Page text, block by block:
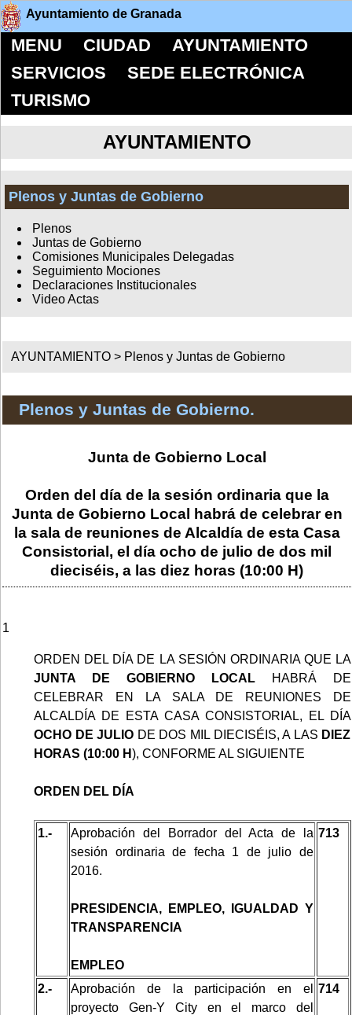
Ayuntamiento de Granada
MENU CIUDAD
AYUNTAMIENTO
SERVICIOS
SEDE ELECTRÓNICA
TURISMO
AYUNTAMIENTO
Plenos y Juntas de Gobierno
Plenos
Juntas de Gobierno
Comisiones Municipales Delegadas
Seguimiento Mociones
Declaraciones Institucionales
Video Actas
AYUNTAMIENTO > Plenos y Juntas de Gobierno
Plenos y Juntas de Gobierno.
Junta de Gobierno Local
Orden del día de la sesión ordinaria que la
Junta de Gobierno Local habrá de celebrar en
la sala de reuniones de Alcaldía de esta Casa
Consistorial, el día ocho de julio de dos mil
dieciséis, a las diez horas (10:00 H)
1
ORDEN DEL DÍA DE LA SESIÓN ORDINARIA QUE LA
JUNTA DE GOBIERNO LOCAL
HABRÁ DE
CELEBRAR EN LA SALA DE REUNIONES DE
ALCALDÍA DE ESTA CASA CONSISTORIAL, EL DÍA
OCHO DE JULIO DE DOS MIL DIECISÉIS, A LAS DIEZ
HORAS (10:00 H), CONFORME AL SIGUIENTE
ORDEN DEL DÍA
1.-
Aprobación del Borrador del Acta de la
sesión ordinaria de fecha 1 de julio de
2016.
PRESIDENCIA, EMPLEO, IGUALDAD Y
TRANSPARENCIA
EMPLEO
713
2.-
Aprobación de la participación en el
proyecto Gen-Y City en el marco del
714